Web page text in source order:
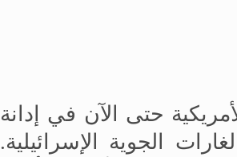
حتى الآن في إدانة
الجوية الإسرائيلية.